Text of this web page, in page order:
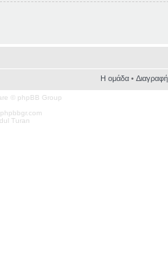
Η ομάδα•
© phpBB Group
Turan